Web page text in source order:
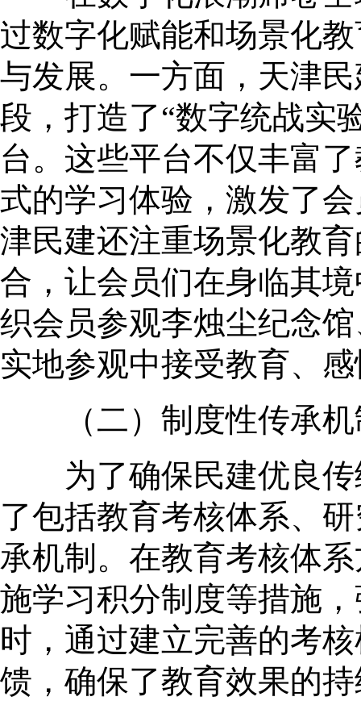
过数字化赋能和场景化
与发展。一方面，天津
段，打造了“数字统战实
台。这些平台不仅丰富
式的学习体验，激发了
津民建还注重场景化教
合，让会员们在身临其
织会员参观李烛尘纪念
实地参观中接受教育、
（二）制度性传承机
为了确保民建优良传
了包括教育考核体系、
承机制。在教育考核体
施学习积分制度等措施
时，通过建立完善的考
馈，确保了教育效果的